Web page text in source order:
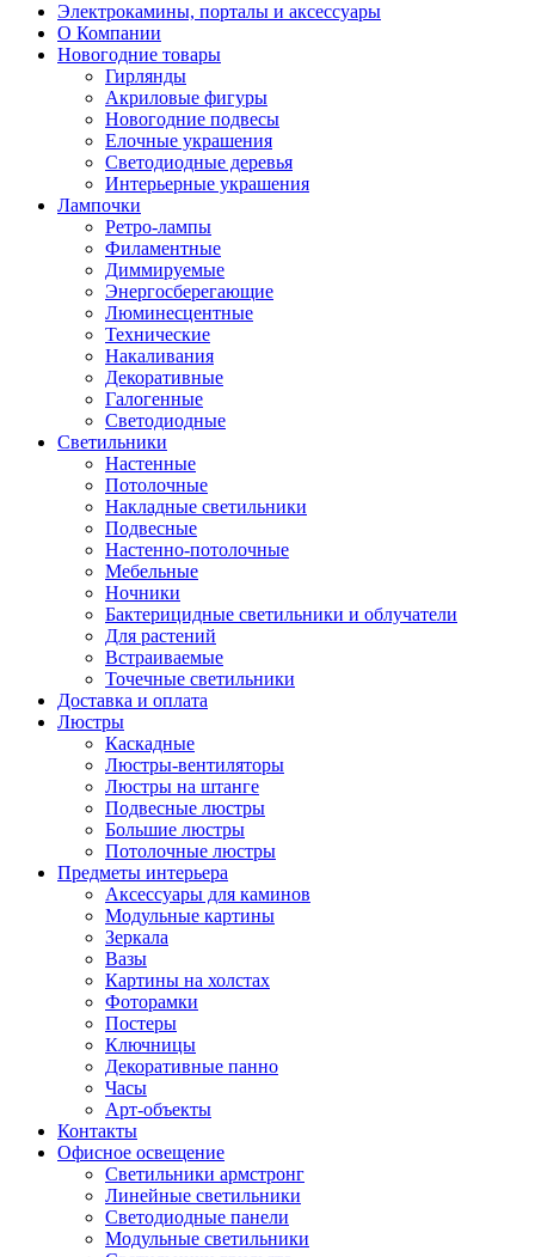
Электрокамины, порталы и аксессуары
О Компании
Новогодние товары
Гирлянды
Акриловые фигуры
Новогодние подвесы
Елочные украшения
Светодиодные деревья
Интерьерные украшения
Лампочки
Ретро-лампы
Филаментные
Диммируемые
Энергосберегающие
Люминесцентные
Технические
Накаливания
Декоративные
Галогенные
Светодиодные
Светильники
Настенные
Потолочные
Накладные светильники
Подвесные
Настенно-потолочные
Мебельные
Ночники
Бактерицидные светильники и облучатели
Для растений
Встраиваемые
Точечные светильники
Доставка и оплата
Люстры
Каскадные
Люстры-вентиляторы
Люстры на штанге
Подвесные люстры
Большие люстры
Потолочные люстры
Предметы интерьера
Аксессуары для каминов
Модульные картины
Зеркала
Вазы
Картины на холстах
Фоторамки
Постеры
Ключницы
Декоративные панно
Часы
Арт-объекты
Контакты
Офисное освещение
Светильники армстронг
Линейные светильники
Светодиодные панели
Модульные светильники